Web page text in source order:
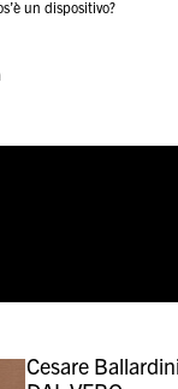
un dispositivo?
Cesare Ballardini,